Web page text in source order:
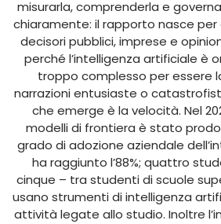
misurarla, comprenderla e
chiaramente: il rapporto nasce
decisori pubblici, imprese e
perché l’intelligenza artificiale è
troppo complesso per essere
narrazioni entusiaste o
che emerge è la velocità. Nel
modelli di frontiera è stato
grado di adozione aziendale
ha raggiunto l’88%; quattro
cinque – tra studenti di scuole
usano strumenti di intelligenza
attività legate allo studio. Inoltre